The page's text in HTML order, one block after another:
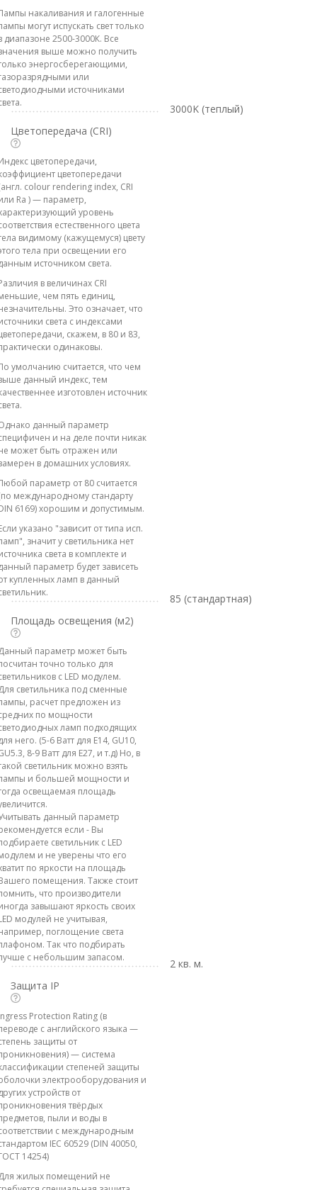
накаливания и галогенные
могут испускать свет только
диапазоне 2500-3000К. Все
выше можно получить
энергосберегающими,
или
источниками
3000K (теплый)
Цветопередача (CRI)
цветопередачи,
цветопередачи
colour rendering index, CRI
Ra ) — параметр,
уровень
естественного цвета
видимому (кажущемуся) цвету
тела при освещении его
источником света.
в величинах CRI
чем пять единиц,
Это означает, что
света с индексами
скажем, в 80 и 83,
одинаковы.
умолчанию считается, что чем
данный индекс, тем
изготовлен источник
данный параметр
и на деле почти никак
может быть отражен или
в домашних условиях.
параметр от 80 считается
международному стандарту
6169) хорошим и допустимым.
указано "зависит от типа исп.
значит у светильника нет
света в комплекте и
параметр будет зависеть
купленных ламп в данный
85 (стандартная)
Площадь освещения (м2)
параметр может быть
точно только для
с LED модулем.
светильника под сменные
расчет предложен из
по мощности
ламп подходящих
него. (5-6 Ватт для E14, GU10,
8-9 Ватт для E27, и т.д) Но, в
светильник можно взять
и большей мощности и
освещаемая площадь
данный параметр
если - Вы
светильник с LED
и не уверены что его
по яркости на площадь
помещения. Также стоит
что производители
завышают яркость своих
модулей не учитывая,
поглощение света
Так что подбирать
с небольшим запасом.
2 кв. м.
Защита IP
Protection Rating (в
с английского языка —
защиты от
— система
степеней защиты
электрооборудования и
устройств от
твёрдых
пыли и воды в
с международным
IEC 60529 (DIN 40050,
14254)
жилых помещений не